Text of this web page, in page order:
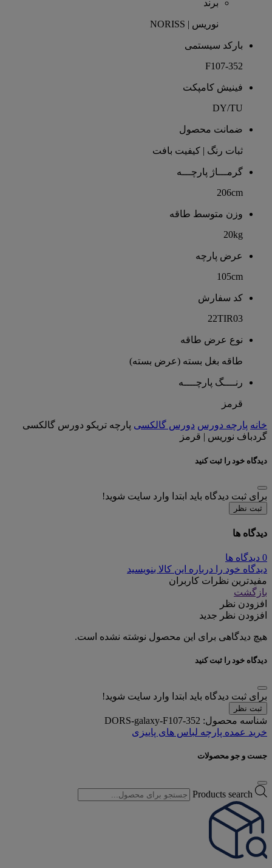
برند
نوریس | NORISS
بارکد سیستمی
F107-352
فینیش کامپکت
DY/TU
ضمانت محصول
ثبات رنگ | کیفیت بافت
گرمـــاژ پارچـــه
206cm
وزن متوسط طاقه
20kg
عرض پارچه
105cm
کد سفارش
22TIR03
نوع عرض طاقه
طاقه بغل بسته (عرض بسته)
رنــــگ پارچــــه
قرمز
خانه پارچه دورس دورس گالکسی پارچه تریکو دورس گالکسی
گردباف نوریس | قرمز
دیدگاه خود را ثبت کنید
برای ثبت دیدگاه باید ابتدا وارد سایت شوید!
ثبت نظر
دیدگاه ها
0 دیدگاه ها
دیدگاه خود را درباره این کالا بنویسید
مفیدترین نظرات کاربران
بازگشت
افزودن نظر
افزودن نظر جدید
هیچ دیدگاهی برای این محصول نوشته نشده است.
دیدگاه خود را ثبت کنید
برای ثبت دیدگاه باید ابتدا وارد سایت شوید!
ثبت نظر
شناسه محصول: DORS-galaxy-F107-352
خرید عمده پارچه لباس های پاییزی
جست و جو محصولات
Products search